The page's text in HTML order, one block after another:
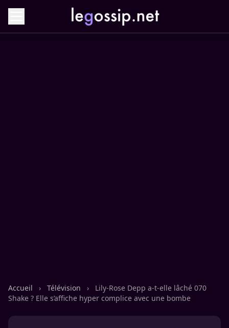
Accueil › Télévision ›
Lily-Rose Depp a-t-elle lâché 070
Shake ? Elle s’affiche hyper complice avec une bombe